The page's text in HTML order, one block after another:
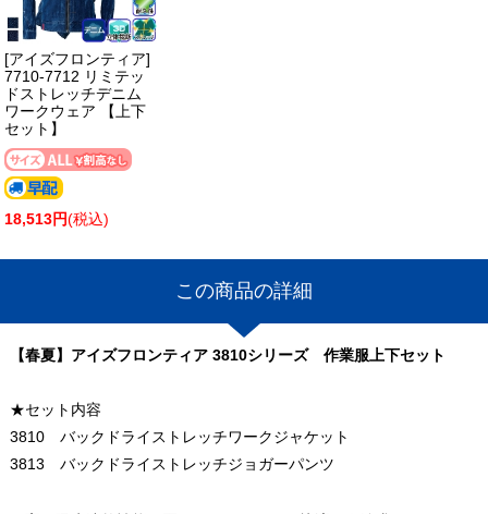
[アイズフロンティア]
7710-7712 リミテッ
ドストレッチデニム
ワークウェア 【上下
セット】
18,513円(税込)
この商品の詳細
【春夏】アイズフロンティア 3810シリーズ 作業服上下セット
★セット内容
3810 バックドライストレッチワークジャケット
3813 バックドライストレッチジョガーパンツ